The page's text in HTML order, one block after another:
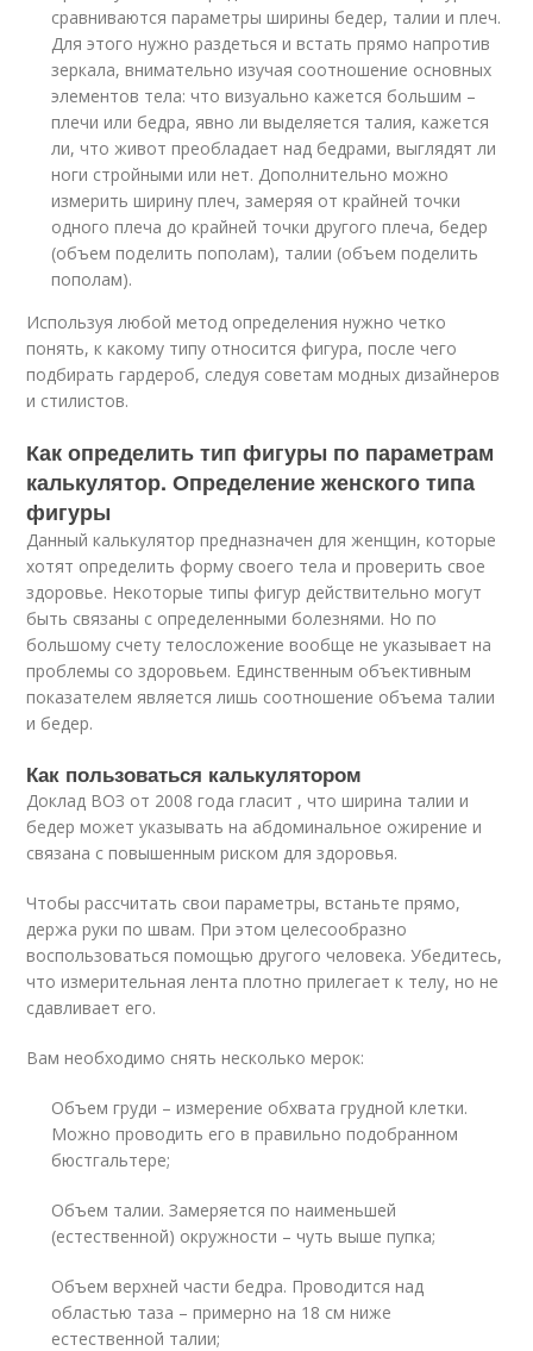
сравниваются параметры ширины бедер, талии и плеч.
Для этого нужно раздеться и встать прямо напротив
зеркала, внимательно изучая соотношение основных
элементов тела: что визуально кажется большим –
плечи или бедра, явно ли выделяется талия, кажется
ли, что живот преобладает над бедрами, выглядят ли
ноги стройными или нет. Дополнительно можно
измерить ширину плеч, замеряя от крайней точки
одного плеча до крайней точки другого плеча, бедер
(объем поделить пополам), талии (объем поделить
пополам).
Используя любой метод определения нужно четко
понять, к какому типу относится фигура, после чего
подбирать гардероб, следуя советам модных дизайнеров
и стилистов.
Как определить тип фигуры по параметрам
калькулятор. Определение женского типа
фигуры
Данный калькулятор предназначен для женщин, которые
хотят определить форму своего тела и проверить свое
здоровье. Некоторые типы фигур действительно могут
быть связаны с определенными болезнями. Но по
большому счету телосложение вообще не указывает на
проблемы со здоровьем. Единственным объективным
показателем является лишь соотношение объема талии
и бедер.
Как пользоваться калькулятором
Доклад ВОЗ от 2008 года гласит , что ширина талии и
бедер может указывать на абдоминальное ожирение и
связана с повышенным риском для здоровья.
Чтобы рассчитать свои параметры, встаньте прямо,
держа руки по швам. При этом целесообразно
воспользоваться помощью другого человека. Убедитесь,
что измерительная лента плотно прилегает к телу, но не
сдавливает его.
Вам необходимо снять несколько мерок:
Объем груди – измерение обхвата грудной клетки.
Можно проводить его в правильно подобранном
бюстгальтере;
Объем талии. Замеряется по наименьшей
(естественной) окружности – чуть выше пупка;
Объем верхней части бедра. Проводится над
областью таза – примерно на 18 см ниже
естественной талии;